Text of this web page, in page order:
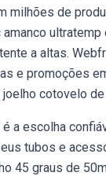
milhões de
a altas.
e promoções
cotovelo
a escolha
tubos e
45 graus de